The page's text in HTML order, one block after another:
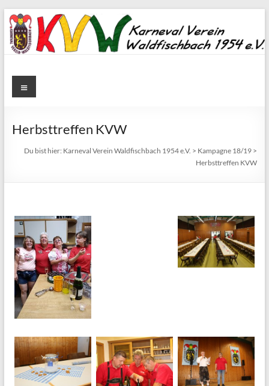
Zum
Inhalt
springen
Karneval
Waldfischbach
1954
Waldfischbach
1954
e.V.
Menü
Herbsttreffen KVW
Du bist hier: Karneval Verein Waldfischbach 1954 e.V. > Kampagne 18/19 >
Herbsttreffen KVW